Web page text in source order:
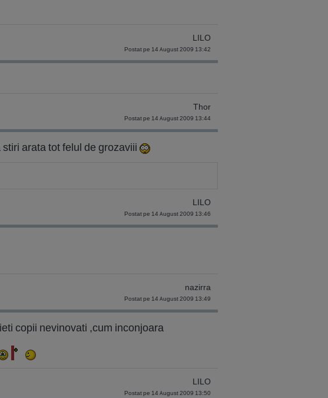
LILO
Postat pe 14 August 2009 13:42
Thor
Postat pe 14 August 2009 13:44
arata tot felul de grozaviii
LILO
Postat pe 14 August 2009 13:46
nazirra
Postat pe 14 August 2009 13:49
copii nevinovati ,cum inconjoara
LILO
Postat pe 14 August 2009 13:50